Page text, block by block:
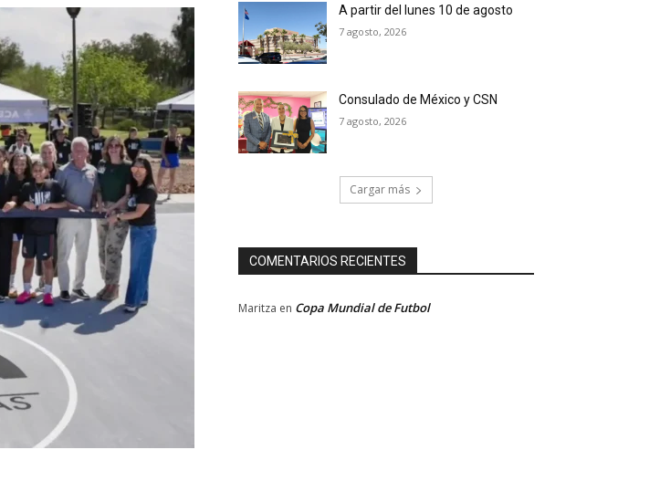
A partir del lunes 10 de agosto
7 agosto, 2026
Consulado de México y CSN
7 agosto, 2026
Cargar más
COMENTARIOS RECIENTES
Maritza en Copa Mundial de Futbol